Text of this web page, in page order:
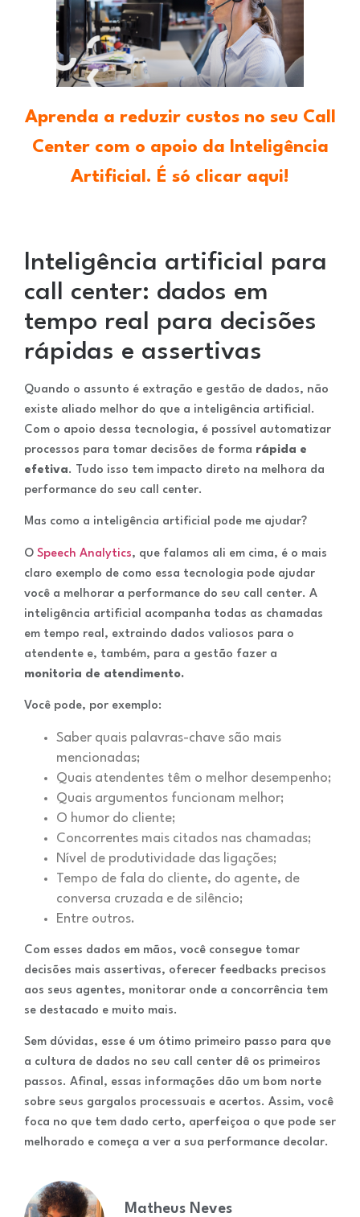
Aprenda a reduzir custos no seu Call
Center com o apoio da Inteligência
Artificial. É só clicar aqui!
Inteligência artificial para
call center: dados em
tempo real para decisões
rápidas e assertivas
Quando o assunto é extração e gestão de dados, não
existe aliado melhor do que a inteligência artificial.
Com o apoio dessa tecnologia, é possível automatizar
processos para tomar decisões de forma rápida e
efetiva. Tudo isso tem impacto direto na melhora da
performance do seu call center.
Mas como a inteligência artificial pode me ajudar?
O Speech Analytics, que falamos ali em cima, é o mais
claro exemplo de como essa tecnologia pode ajudar
você a melhorar a performance do seu call center. A
inteligência artificial acompanha todas as chamadas
em tempo real, extraindo dados valiosos para o
atendente e, também, para a gestão fazer a
monitoria de atendimento.
Você pode, por exemplo:
Saber quais palavras-chave são mais
mencionadas;
Quais atendentes têm o melhor desempenho;
Quais argumentos funcionam melhor;
O humor do cliente;
Concorrentes mais citados nas chamadas;
Nível de produtividade das ligações;
Tempo de fala do cliente, do agente, de
conversa cruzada e de silêncio;
Entre outros.
Com esses dados em mãos, você consegue tomar
decisões mais assertivas, oferecer feedbacks precisos
aos seus agentes, monitorar onde a concorrência tem
se destacado e muito mais.
Sem dúvidas, esse é um ótimo primeiro passo para que
a cultura de dados no seu call center dê os primeiros
passos. Afinal, essas informações dão um bom norte
sobre seus gargalos processuais e acertos. Assim, você
foca no que tem dado certo, aperfeiçoa o que pode ser
melhorado e começa a ver a sua performance decolar.
Matheus Neves